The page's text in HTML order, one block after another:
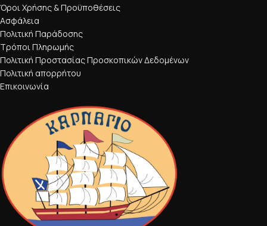
Όροι Χρήσης & Προϋποθέσεις
Ασφάλεια
Πολιτική Παράδοσης
Τρόποι Πληρωμής
Πολιτική Προστασίας Προσκοπικών Δεδομένων
Πολιτική απορρήτου
Επικοινωνία